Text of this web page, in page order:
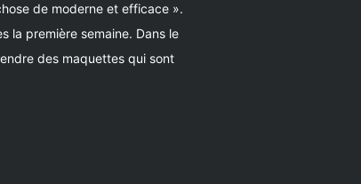
de moderne et efficace ».
la première semaine. Dans le
des maquettes qui sont